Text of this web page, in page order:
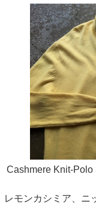
Cashmere Knit-Polo
レモンカシミア、ニ